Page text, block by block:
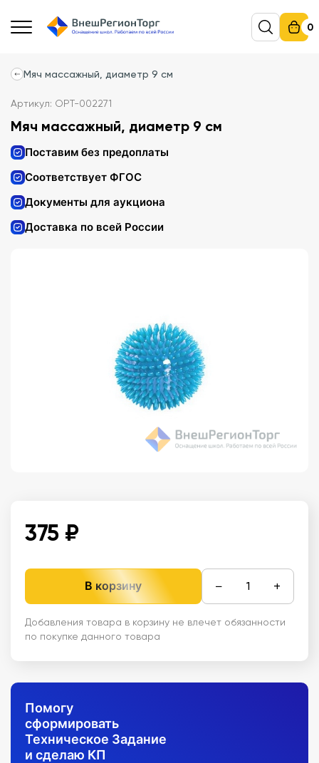
0
Мяч массажный, диаметр 9 см
Артикул: ОРТ-002271
Мяч массажный, диаметр 9 см
Поставим без предоплаты
Соответствует ФГОС
Документы для аукциона
Доставка по всей России
375 ₽
В корзину − +
Добавления товара в корзину не влечет обязанности
по покупке данного товара
Помогу
сформировать
Техническое Задание
и сделаю КП